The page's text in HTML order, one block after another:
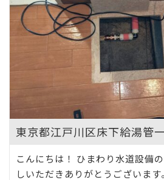
東京都江戸川区床下給湯管
こんにちは！ ひまわり水道設備
しいただきありがとうございま